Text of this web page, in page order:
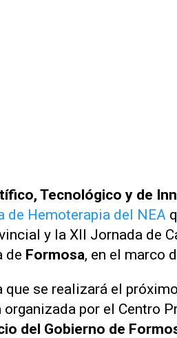
Tecnológico y de
de Hemoterapia del NEA
y la XII Jornada de
de Formosa, en el marco
que se realizará el
organizada por el Centro
del Gobierno de